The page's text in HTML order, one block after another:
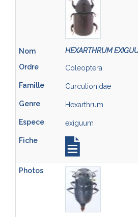
HEXARTHRUM
Coleoptera
Curculionidae
Hexarthrum
exiguum